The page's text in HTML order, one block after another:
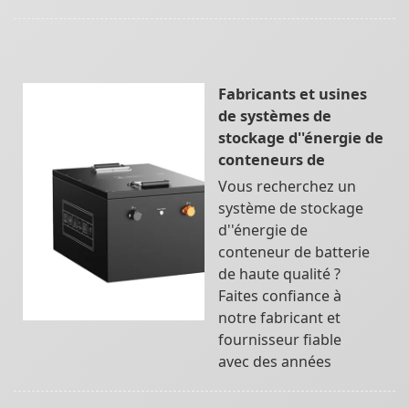
Fabricants et usines
de systèmes de
stockage d''énergie de
conteneurs de
Vous recherchez un
système de stockage
d''énergie de
conteneur de batterie
de haute qualité ?
Faites confiance à
notre fabricant et
fournisseur fiable
avec des années